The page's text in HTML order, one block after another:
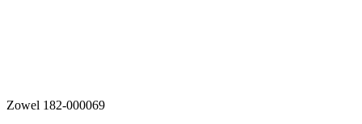
Zowel 182-000069